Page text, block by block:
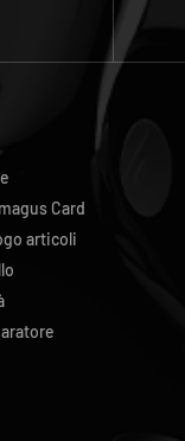
Card
articoli